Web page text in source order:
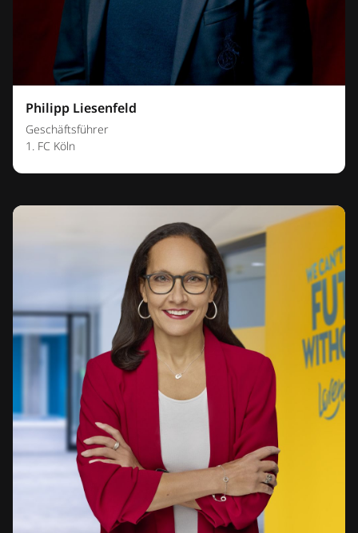
Philipp Liesenfeld
Geschäftsführer
1. FC Köln